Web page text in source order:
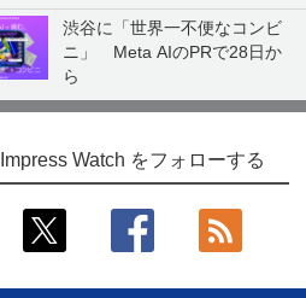
渋谷に「世界一不便なコンビ
ニ」 Meta AIのPRで28日か
ら
Impress Watch をフォローする